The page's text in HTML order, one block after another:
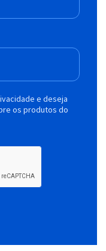
e deseja
os produtos do